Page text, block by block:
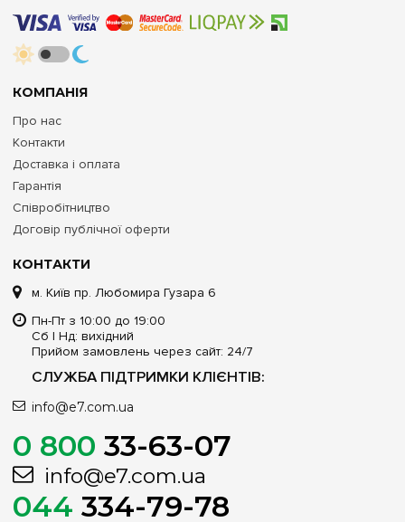
КОНТАКТИ
м. Київ пр. Любомира Гузара 6
Пн-Пт з 10:00 до 19:00
Сб | Нд: вихідний
Прийом замовлень через сайт: 24/7
СЛУЖБА ПІДТРИМКИ КЛІЄНТІВ:
info@e7.com.ua
0 800 33-63-07
info@e7.com.ua
044 334-79-78
КОМПАНІЯ
Про нас
Контакти
Доставка і оплата
Гарантія
Співробітництво
Договір публічної оферти